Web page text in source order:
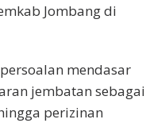
Jombang di
mendasar
jembatan sebagai
perizinan